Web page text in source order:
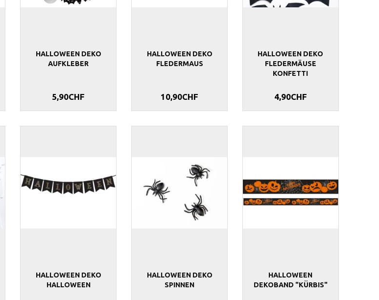
TISCHDEKO STREUDEKO
HALLOWEEN SPINNEN
HALLOWEEN WANDDEKO
BRAUTPAAR
TISCHDEKO
HALLOWEEN DEKO
AUFKLEBER
5,90CHF
HALLOWEEN DEKO
FLEDERMAUS
10,90CHF
HALLOWEEN DEKO
FLEDERMÄUSE
KONFETTI
4,90CHF
HALLOWEEN DEKO
HALLOWEEN
HALLOWEEN DEKO
SPINNEN
HALLOWEEN
DEKOBAND "KÜRBIS"